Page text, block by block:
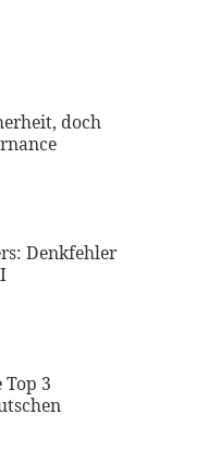
doch
Denkfehler
3